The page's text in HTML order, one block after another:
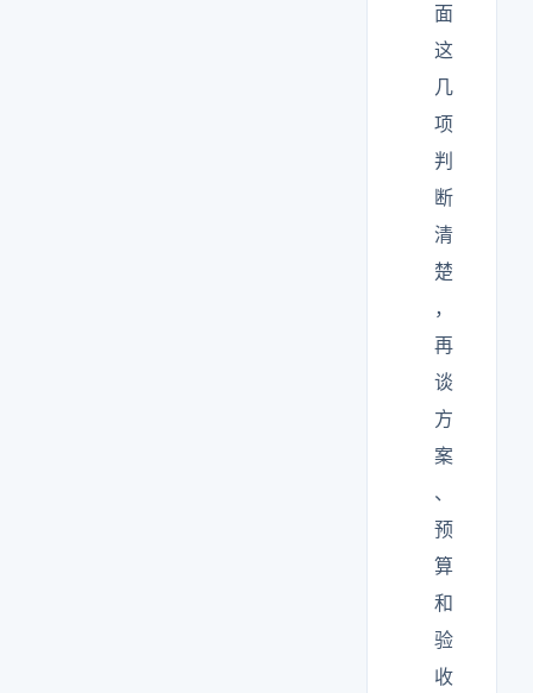
面
这
几
项
判
断
清
楚
，
再
谈
方
案
、
预
算
和
验
收